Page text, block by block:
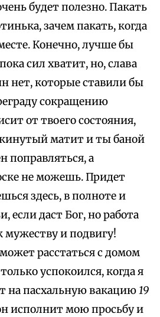
будет полезно. Пакать
зачем пакать, когда
Конечно, лучше бы
сил хватит, но, слава
нет, которые ставили бы
сокращению
от твоего состояния,
матит и ты баной
поправляться, а
не можешь. Придет
здесь, в полноте и
если даст Бог, но работа
мужеству и подвигу!
расстаться с домом
успокоился, когда я
на пасхальную вакацию19
исполнит мою просьбу и